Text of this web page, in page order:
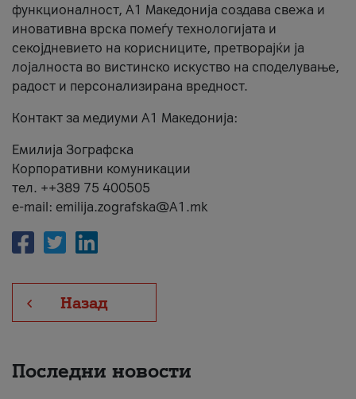
функционалност, А1 Македонија создава свежа и
иновативна врска помеѓу технологијата и
секојдневието на корисниците, претворајќи ја
лојалноста во вистинско искуство на споделување,
радост и персонализирана вредност.
Контакт за медиуми А1 Македонија:
Емилија Зографска
Корпоративни комуникации
тел. ++389 75 400505
e-mail: emilija.zografska@A1.mk
Назад
Последни новости